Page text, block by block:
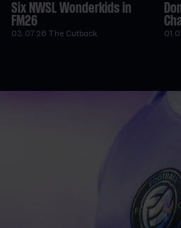
Six NWSL Wonderkids in
FM26
03.07.26 The Cutback